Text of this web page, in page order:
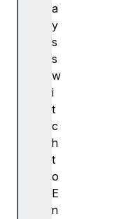
a
y
s
s
w
i
t
c
h
t
o
E
n